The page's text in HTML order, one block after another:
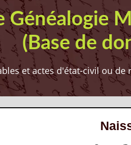
Généalogie
(Base de
et actes d'état-civil ou